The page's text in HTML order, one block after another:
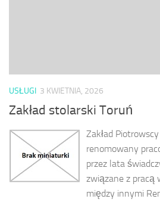
USŁUGI 3 KWIETNIA, 2026
Zakład stolarski Toruń
Zakład
renomowany
przez lata
związane z pracą
między innymi